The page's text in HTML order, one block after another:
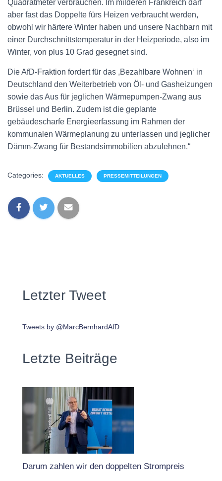
Quadratmeter verbrauchen. Im milderen Frankreich darf
aber fast das Doppelte fürs Heizen verbraucht werden,
obwohl wir härtere Winter haben und unsere Nachbarn mit
einer Durchschnittstemperatur in der Heizperiode, also im
Winter, von plus 10 Grad gesegnet sind.
Die AfD-Fraktion fordert für das ,Bezahlbare Wohnen‘ in
Deutschland den Weiterbetrieb von Öl- und Gasheizungen
sowie das Aus für jeglichen Wärmepumpen-Zwang aus
Brüssel und Berlin. Zudem ist die geplante
gebäudescharfe Energieerfassung im Rahmen der
kommunalen Wärmeplanung zu unterlassen und jeglicher
Dämm-Zwang für Bestandsimmobilien abzulehnen.“
Categories: AKTUELLES PRESSEMITTEILUNGEN
Letzter Tweet
Tweets by @MarcBernhardAfD
Letzte Beiträge
Darum zahlen wir den doppelten Strompreis